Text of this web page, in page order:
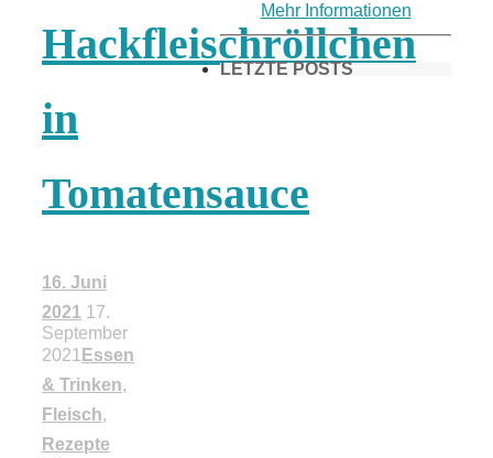
Hackfleischröllchen
in
Tomatensauce
16. Juni
2021 17.
September
2021 Essen
& Trinken,
Fleisch,
Rezepte
Mehr Informationen
LETZTE POSTS
München &